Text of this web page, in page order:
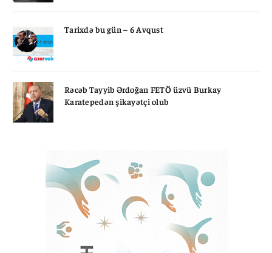
Tarixdə bu gün – 6 Avqust
Rəcəb Tayyib Ərdoğan FETÖ üzvü Burkay
Karatepedən şikayətçi olub